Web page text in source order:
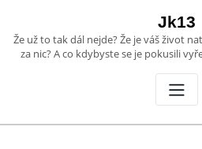
content
Jk13
Že už to tak dál nejde? Že je váš život
za nic? A co kdybyste se je pokusili